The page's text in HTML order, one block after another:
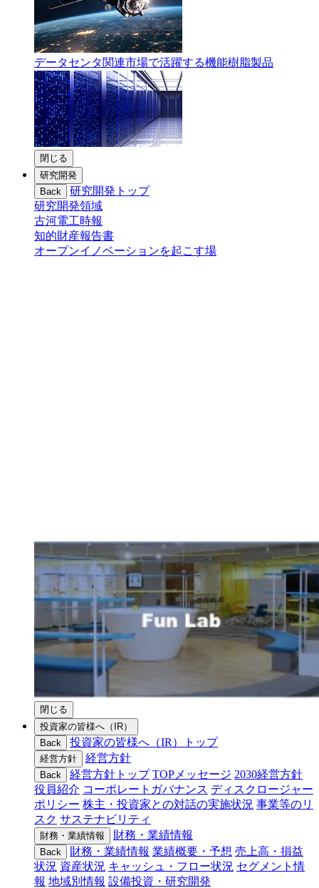
データセンタ関連市場で活躍する機能樹脂製品
閉じる
研究開発
Back
研究開発トップ
研究開発領域
古河電工時報
知的財産報告書
オープンイノベーションを起こす場
閉じる
投資家の皆様へ（IR）
Back
投資家の皆様へ（IR）トップ
経営方針 経営方針
Back 経営方針トップ TOPメッセージ 2030経営方針
役員紹介 コーポレートガバナンス ディスクロージャー
ポリシー 株主・投資家との対話の実施状況 事業等のリ
スク サステナビリティ
財務・業績情報 財務・業績情報
Back 財務・業績情報 業績概要・予想 売上高・損益
状況 資産状況 キャッシュ・フロー状況 セグメント情
報 地域別情報 設備投資・研究開発